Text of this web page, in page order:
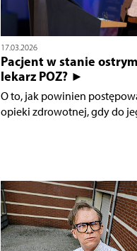
17.03.2026
Pacjent w stanie
lekarz POZ? ►
O to, jak powinien
opieki zdrowotnej, gdy do